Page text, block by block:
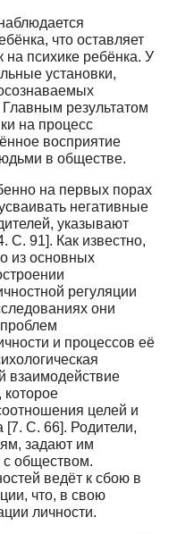
что оставляет
на психике ребёнка. У
установки,
результатом
на процесс
восприятие
в обществе.
на первых порах
негативные
указывают
91]. Как известно,
из основных
регуляции
они
и процессов её
взаимодействие
которое
целей и
[7. С. 66]. Родители,
задают им
с обществом.
ведёт к сбою в
что, в свою
личности.